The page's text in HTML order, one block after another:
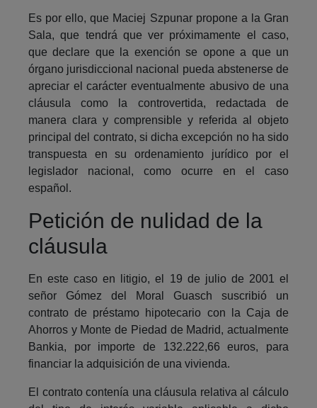
Es por ello, que Maciej Szpunar propone a la Gran
Sala, que tendrá que ver próximamente el caso,
que declare que la exención se opone a que un
órgano jurisdiccional nacional pueda abstenerse de
apreciar el carácter eventualmente abusivo de una
cláusula como la controvertida, redactada de
manera clara y comprensible y referida al objeto
principal del contrato, si dicha excepción no ha sido
transpuesta en su ordenamiento jurídico por el
legislador nacional, como ocurre en el caso
español.
Petición de nulidad de la
cláusula
En este caso en litigio, el 19 de julio de 2001 el
señor Gómez del Moral Guasch suscribió un
contrato de préstamo hipotecario con la Caja de
Ahorros y Monte de Piedad de Madrid, actualmente
Bankia, por importe de 132.222,66 euros, para
financiar la adquisición de una vivienda.
El contrato contenía una cláusula relativa al cálculo